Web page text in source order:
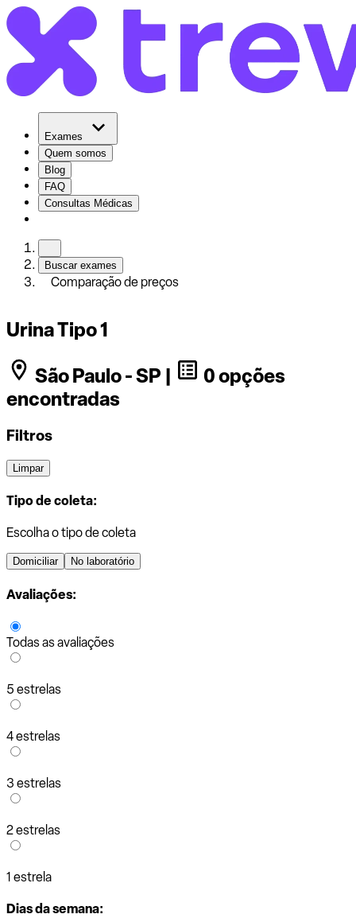
Exames
Quem somos
Blog
FAQ
Consultas Médicas
Buscar exames
Comparação de preços
Urina Tipo 1
São Paulo - SP |
0 opções
encontradas
Filtros
Limpar
Tipo de coleta:
Escolha o tipo de coleta
Domiciliar No laboratório
Avaliações:
Todas as avaliações
5 estrelas
4 estrelas
3 estrelas
2 estrelas
1 estrela
Dias da semana: